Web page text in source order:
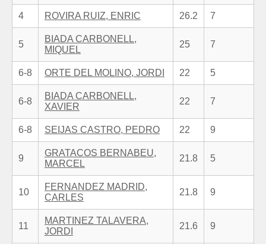
4 ROVIRA RUIZ, ENRIC 26.2 7
5
BIADA CARBONELL,
MIQUEL
25 7
6-8 ORTE DEL MOLINO, JORDI 22 5
6-8
BIADA CARBONELL,
XAVIER
22 7
6-8 SEIJAS CASTRO, PEDRO 22 9
9
GRATACOS BERNABEU,
MARCEL
21.8 5
10
FERNANDEZ MADRID,
CARLES
21.8 9
11
MARTINEZ TALAVERA,
JORDI
21.6 9